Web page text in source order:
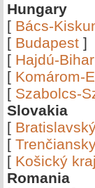
Hungary
[ Bács-
[ Budapest ]
[ Hajdú-Bihar
[ Komárom-
[ Szabolcs-
Slovakia
[
[
[ Košický kraj
Romania